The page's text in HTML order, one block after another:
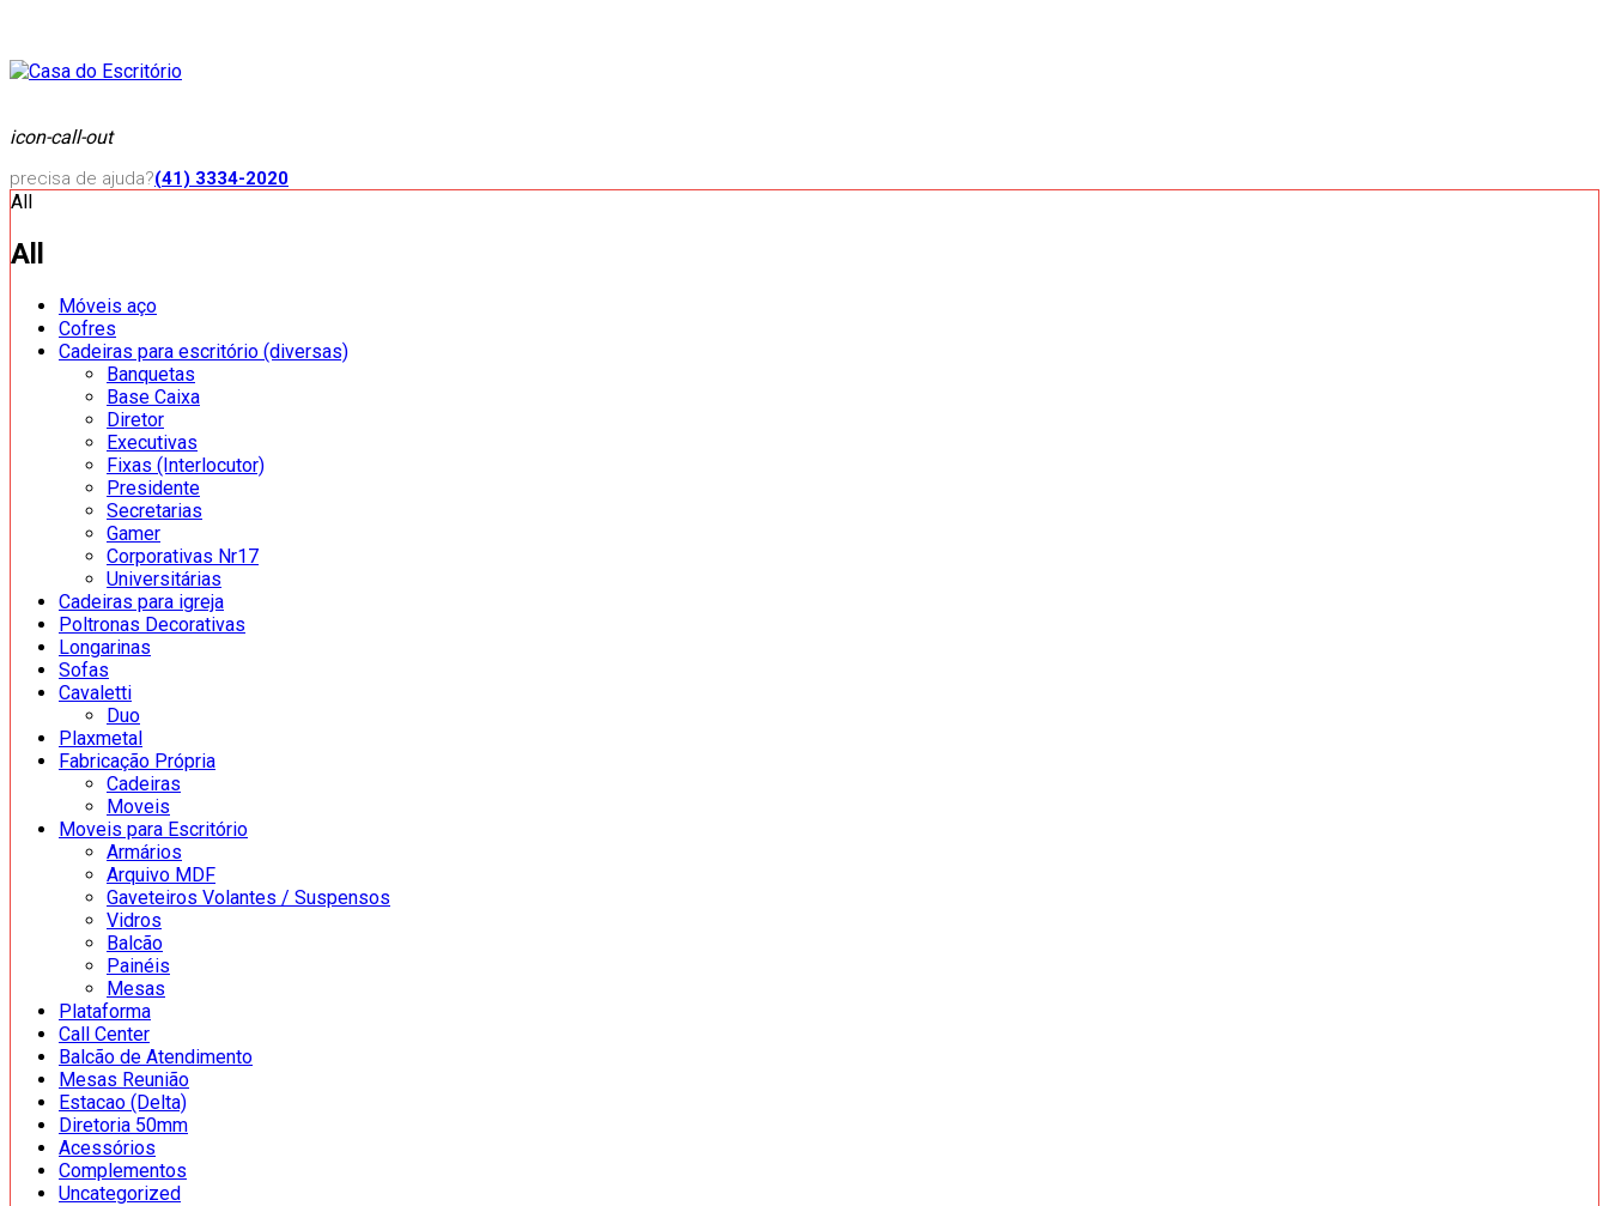
icon-call-out
precisa de ajuda?(41) 3334-2020
All
All
Móveis aço
Cofres
Cadeiras para escritório (diversas)
Banquetas
Base Caixa
Diretor
Executivas
Fixas (Interlocutor)
Presidente
Secretarias
Gamer
Corporativas Nr17
Universitárias
Cadeiras para igreja
Poltronas Decorativas
Longarinas
Sofas
Cavaletti
Duo
Plaxmetal
Fabricação Própria
Cadeiras
Moveis
Moveis para Escritório
Armários
Arquivo MDF
Gaveteiros Volantes / Suspensos
Vidros
Balcão
Painéis
Mesas
Plataforma
Call Center
Balcão de Atendimento
Mesas Reunião
Estacao (Delta)
Diretoria 50mm
Acessórios
Complementos
Uncategorized